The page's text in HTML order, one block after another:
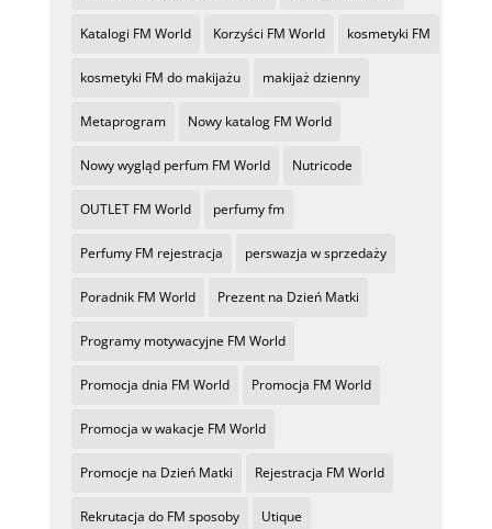
Katalogi FM World Korzyści FM World kosmetyki FM
kosmetyki FM do makijażu makijaż dzienny
Metaprogram Nowy katalog FM World
Nowy wygląd perfum FM World Nutricode
OUTLET FM World perfumy fm
Perfumy FM rejestracja perswazja w sprzedaży
Poradnik FM World Prezent na Dzień Matki
Programy motywacyjne FM World
Promocja dnia FM World Promocja FM World
Promocja w wakacje FM World
Promocje na Dzień Matki Rejestracja FM World
Rekrutacja do FM sposoby Utique